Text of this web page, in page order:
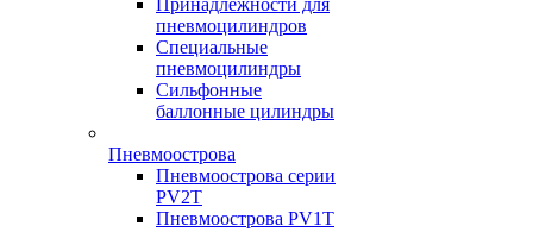
Принадлежности для
пневмоцилиндров
Специальные
пневмоцилиндры
Сильфонные
баллонные цилиндры
Пневмоострова
Пневмоострова серии
PV2T
Пневмоострова PV1T